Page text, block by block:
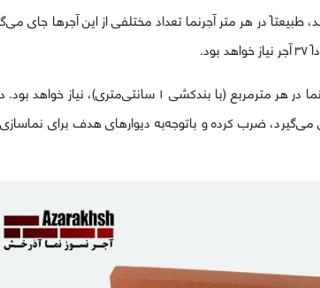
طبیعتاً در هر متر آجرنما تعداد مختلفی از این آجرها جای
این در حالی است که با به‌کارگیری ۵.۵×۲۶، به تعداد حدوداً ۶۰ آجر نما در
جای می‌گیرد، ضرب کرده و باتوجه‌به دیوارهای هدف برای